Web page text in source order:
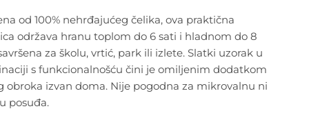
od 100% nehrđajućeg čelika, ova praktična
održava hranu toplom do 6 sati i hladnom do 8
za školu, vrtić, park ili izlete. Slatki uzorak u
s funkcionalnošću čini je omiljenim dodatkom
obroka izvan doma. Nije pogodna za mikrovalnu ni
posuđa.